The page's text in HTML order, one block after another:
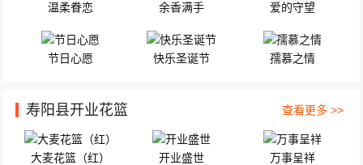
温柔眷恋 余香满手 爱的守望
节日心愿 快乐圣诞节 孺慕之情
寿阳县开业花篮 查看更多 >>
大麦花篮（红） 开业盛世 万事呈祥